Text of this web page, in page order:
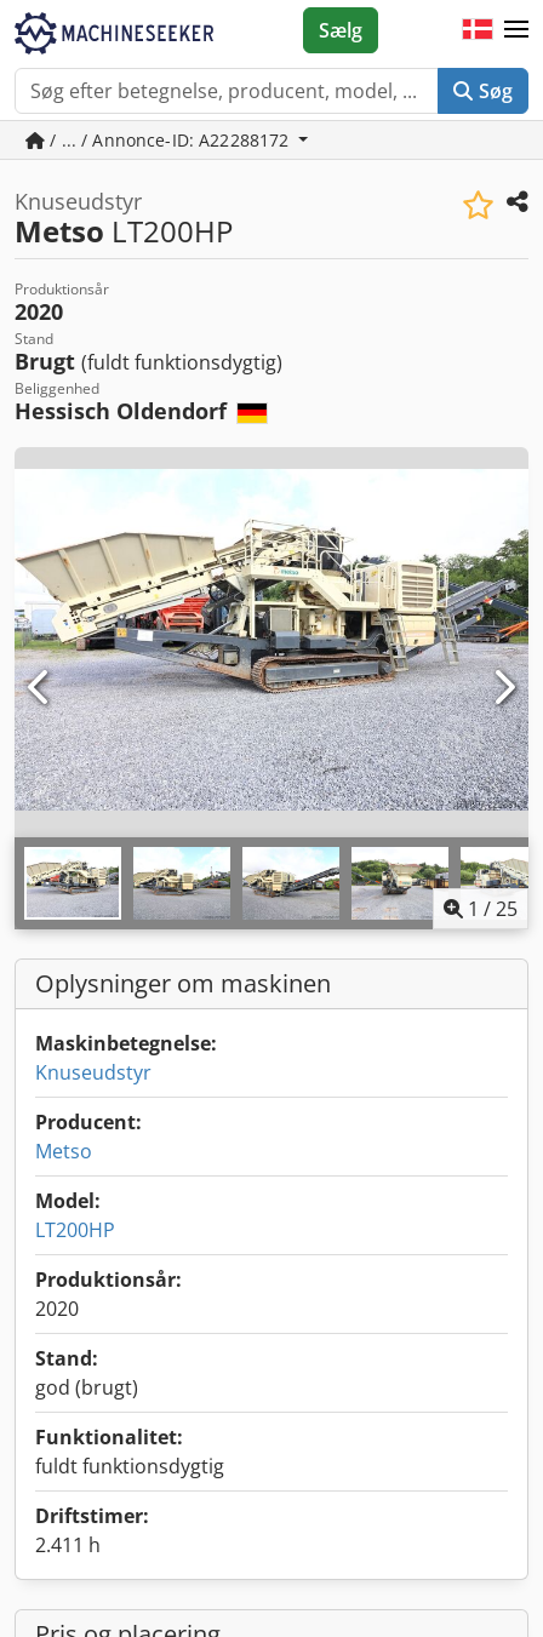
Søg
Sælg
/ ... / Annonce-ID: A22288172
Knuseudstyr
Metso LT200HP
Produktionsår
2020
Stand
Brugt (fuldt funktionsdygtig)
Beliggenhed
Hessisch Oldendorf
1 /25
Oplysninger om maskinen
Maskinbetegnelse:
Knuseudstyr
Producent:
Metso
Model:
LT200HP
Produktionsår:
2020
Stand:
god (brugt)
Funktionalitet:
fuldt funktionsdygtig
Driftstimer:
2.411 h